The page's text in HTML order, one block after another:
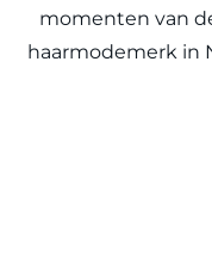
momenten van
haarmodemerk in